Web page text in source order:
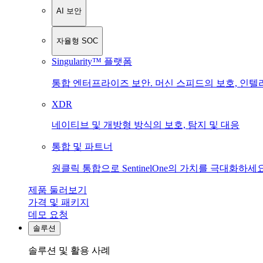
AI 보안
자율형 SOC
Singularity™ 플랫폼
통합 엔터프라이즈 보안. 머신 스피드의 보호, 인텔
XDR
네이티브 및 개방형 방식의 보호, 탐지 및 대응
통합 및 파트너
원클릭 통합으로 SentinelOne의 가치를 극대화하세
제품 둘러보기
가격 및 패키지
데모 요청
솔루션
솔루션 및 활용 사례